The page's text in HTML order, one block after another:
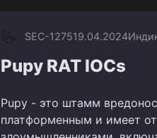
SEC-127519.04.2024
Pupy RAT IOCs
Pupy - это штамм
платформенным и имеет